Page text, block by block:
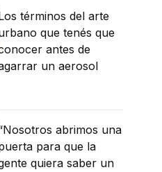
términos del arte
que tenés que
antes de
un aerosol
abrimos una
para que la
quiera saber un